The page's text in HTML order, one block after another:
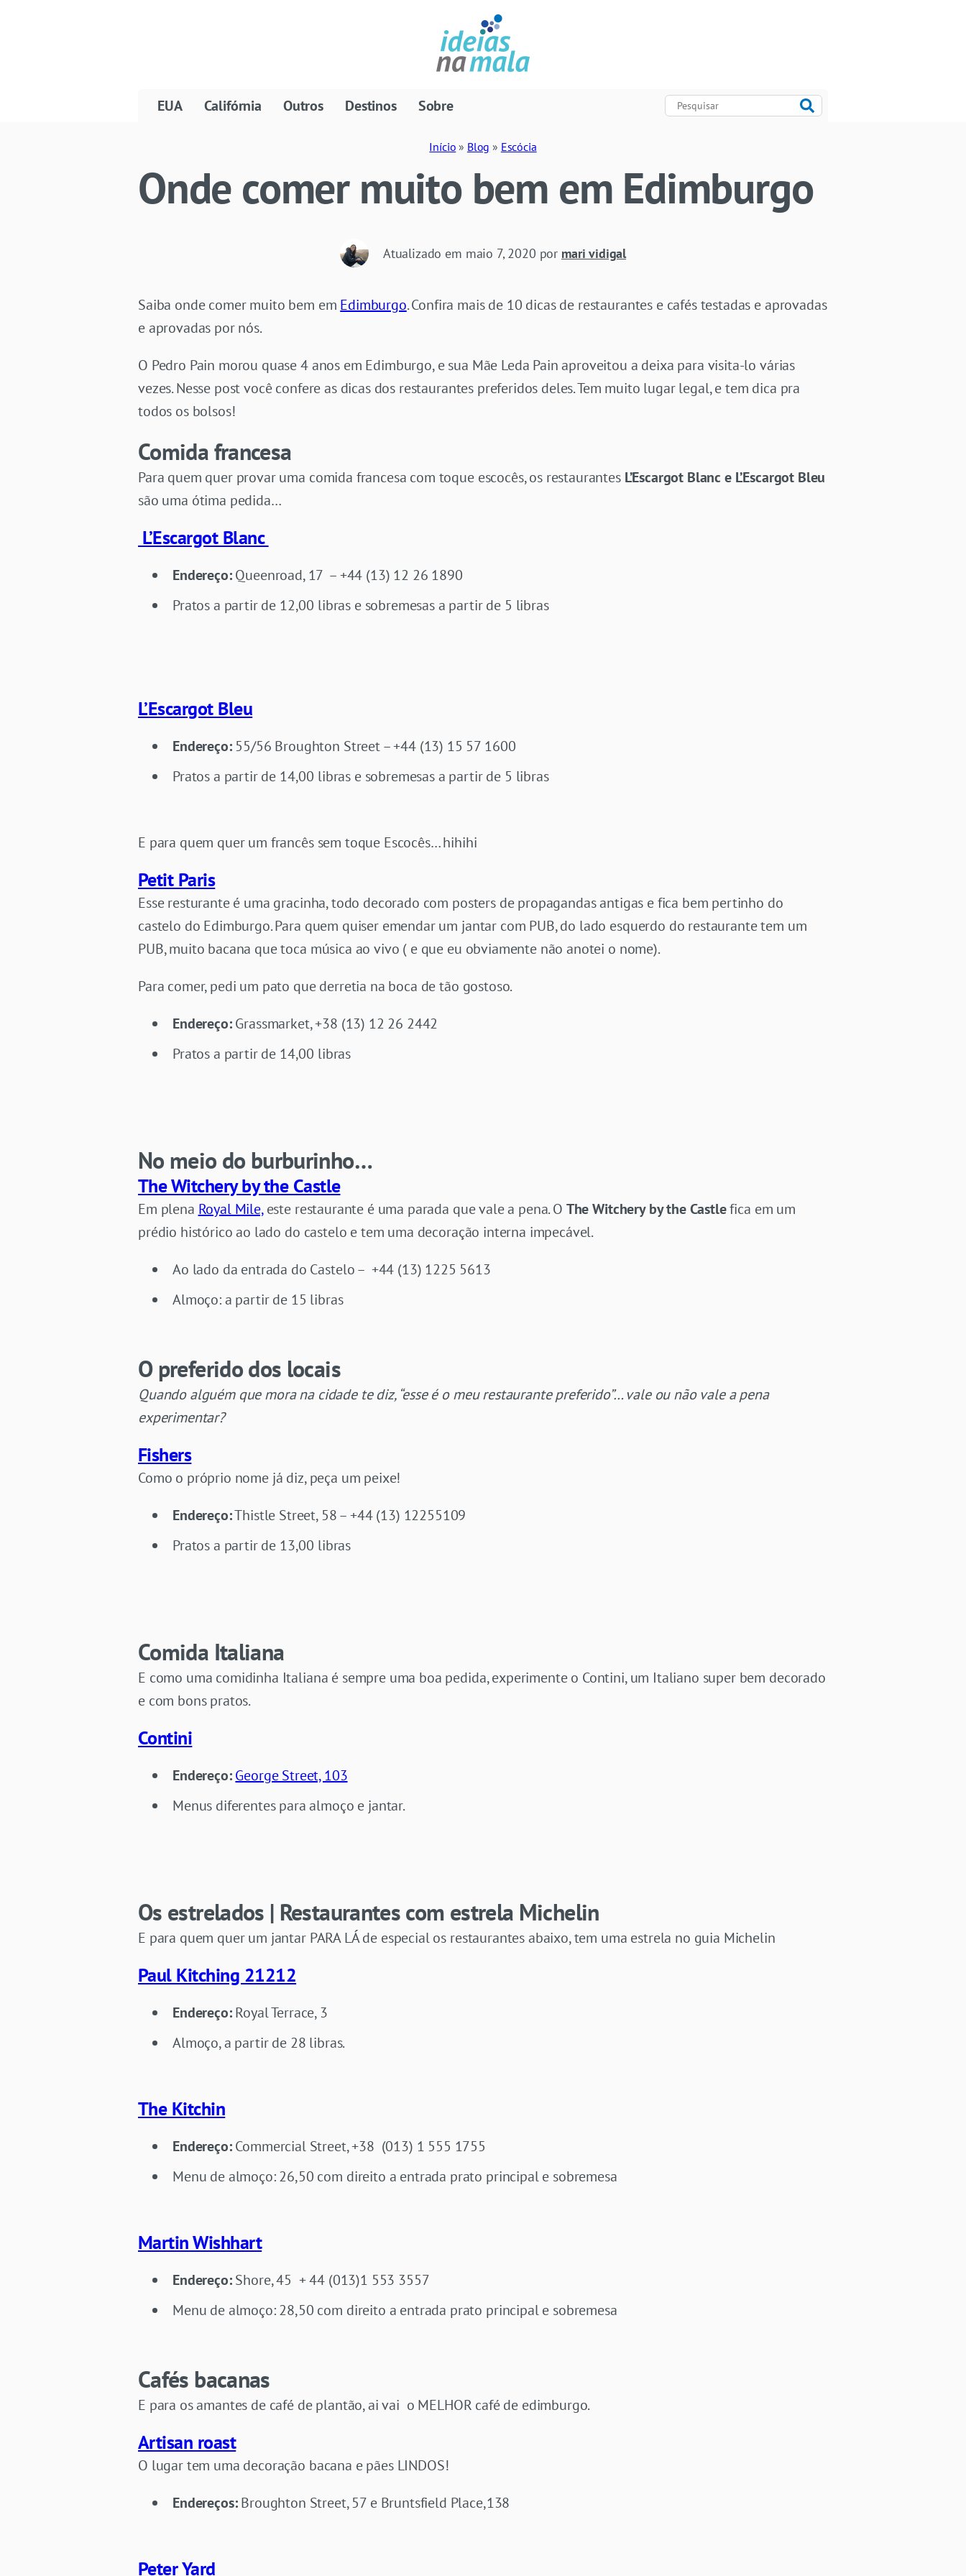
EUA Califórnia Outros Destinos Sobre
Início » Blog » Escócia
Onde comer muito bem em Edimburgo
Atualizado em maio 7, 2020 por mari vidigal
Saiba onde comer muito bem em Edimburgo. Confira mais de 10 dicas de restaurantes e cafés testadas e aprovadas
e aprovadas por nós.
O Pedro Pain morou quase 4 anos em Edimburgo, e sua Mãe Leda Pain aproveitou a deixa para visita-lo várias
vezes. Nesse post você confere as dicas dos restaurantes preferidos deles. Tem muito lugar legal, e tem dica pra
todos os bolsos!
Comida francesa
Para quem quer provar uma comida francesa com toque escocês, os restaurantes L’Escargot Blanc e L’Escargot Bleu
são uma ótima pedida…
L’Escargot Blanc
Endereço:Queenroad, 17 – +44 (13) 12 26 1890
Pratos a partir de 12,00 libras e sobremesas a partir de 5 libras
L’Escargot Bleu
Endereço:55/56 Broughton Street – +44 (13) 15 57 1600
Pratos a partir de 14,00 libras e sobremesas a partir de 5 libras
E para quem quer um francês sem toque Escocês… hihihi
Petit Paris
Esse resturante é uma gracinha, todo decorado com posters de propagandas antigas e fica bem pertinho do
castelo do Edimburgo. Para quem quiser emendar um jantar com PUB, do lado esquerdo do restaurante tem um
PUB, muito bacana que toca música ao vivo ( e que eu obviamente não anotei o nome).
Para comer, pedi um pato que derretia na boca de tão gostoso.
Endereço:Grassmarket, +38 (13) 12 26 2442
Pratos a partir de 14,00 libras
No meio do burburinho…
The Witchery by the Castle
Em plena Royal Mile,este restaurante é uma parada que vale a pena. O The Witchery by the Castlefica em um
prédio histórico ao lado do castelo e tem uma decoração interna impecável.
Ao lado da entrada do Castelo – +44 (13) 1225 5613
Almoço: a partir de 15 libras
O preferido dos locais
Quando alguém que mora na cidade te diz, “esse é o meu restaurante preferido”… vale ou não vale a pena
experimentar?
Fishers
Como o próprio nome já diz, peça um peixe!
Endereço:Thistle Street, 58 – +44 (13) 12255109
Pratos a partir de 13,00 libras
Comida Italiana
E como uma comidinha Italiana é sempre uma boa pedida, experimente o Contini, um Italiano super bem decorado
e com bons pratos.
Contini
Endereço: George Street, 103
Menus diferentes para almoço e jantar.
Os estrelados | Restaurantes com estrela Michelin
E para quem quer um jantar PARA LÁ de especial os restaurantes abaixo, tem uma estrela no guia Michelin
Paul Kitching 21212
Endereço:Royal Terrace, 3
Almoço, a partir de 28 libras.
The Kitchin
Endereço:Commercial Street, +38 (013) 1 555 1755
Menu de almoço: 26,50 com direito a entrada prato principal e sobremesa
Martin Wishhart
Endereço:Shore, 45 + 44 (013)1 553 3557
Menu de almoço: 28,50 com direito a entrada prato principal e sobremesa
Cafés bacanas
E para os amantes de café de plantão, ai vai o MELHOR café de edimburgo.
Artisan roast
O lugar tem uma decoração bacana e pães LINDOS!
Endereços:Broughton Street, 57 e Bruntsfield Place,138
Peter Yard